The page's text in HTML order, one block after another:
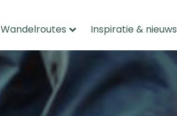
Wandelroutes Inspiratie & nieuws